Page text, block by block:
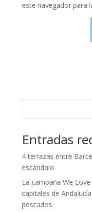
este navegador para
Entradas
4 terrazas entre
escándalo
La campaña We
capitales de
pescados